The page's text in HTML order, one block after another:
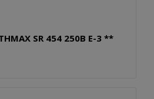
SR 454 250B E-3 **